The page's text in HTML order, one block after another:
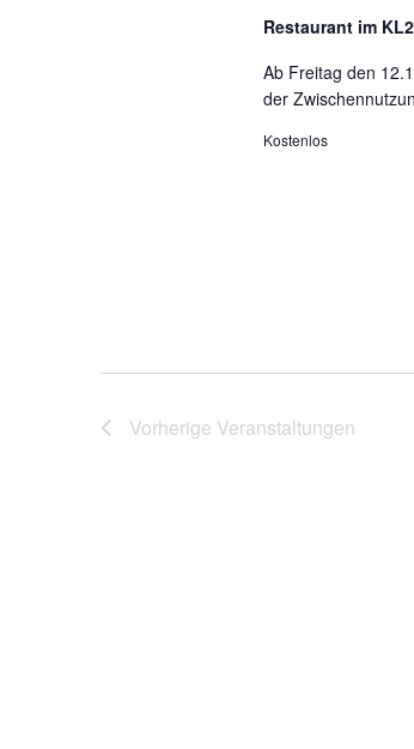
Restaurant im KL2
Ab Freitag den
der
Kostenlos
Vorherige Veranstaltungen